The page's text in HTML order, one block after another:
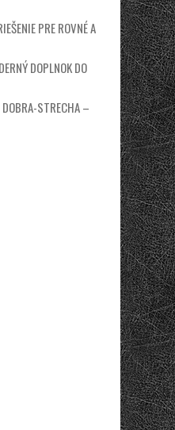
PRE ROVNÉ A
DOPLNOK DO
STRECHA –